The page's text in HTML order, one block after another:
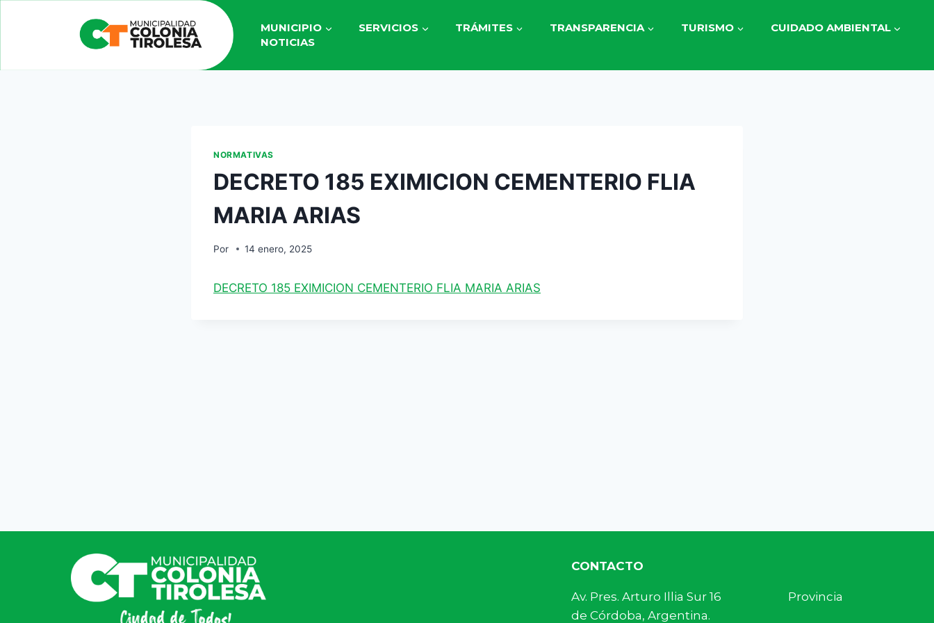
MUNICIPIO SERVICIOS TRÁMITES TRANSPARENCIA TURISMO
CUIDADO AMBIENTAL
NOTICIAS
NORMATIVAS
DECRETO 185 EXIMICION CEMENTERIO FLIA
MARIA ARIAS
Por 14 enero, 2025
DECRETO 185 EXIMICION CEMENTERIO FLIA MARIA ARIAS
CONTACTO
Av. Pres. Arturo Illia Sur 16 Provincia
de Córdoba, Argentina.